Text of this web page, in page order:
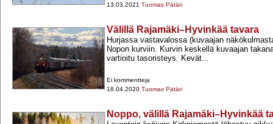
13.03.2021 Tuomas Pätäri
Välillä Rajamäki–Hyvinkää tavara
Hurjassa vastavalossa (kuvaajan
Nopon kurviin. Kurvin keskellä kuvaajan
vartioitu tasoristeys. Kevät...
Ei kommentteja
18.04.2020 Tuomas Pätäri
Noppo, välillä Rajamäki–Hyvinkää